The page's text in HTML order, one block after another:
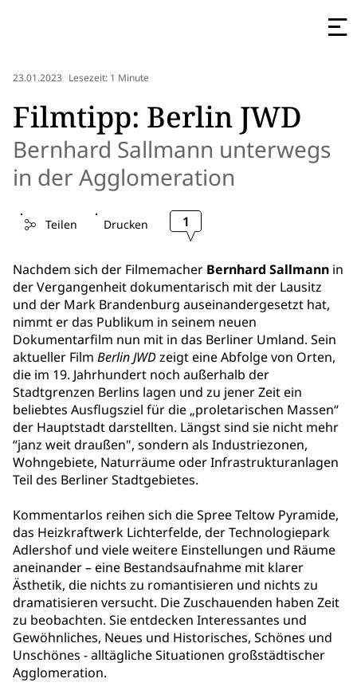
23.01.2023 Lesezeit: 1 Minute
Filmtipp: Berlin JWD
Bernhard Sallmann unterwegs
in der Agglomeration
Teilen Drucken 1
Nachdem sich der Filmemacher Bernhard Sallmann in
der Vergangenheit dokumentarisch mit der Lausitz
und der Mark Brandenburg auseinandergesetzt hat,
nimmt er das Publikum in seinem neuen
Dokumentarfilm nun mit in das Berliner Umland. Sein
aktueller Film Berlin JWDzeigt eine Abfolge von Orten,
die im 19. Jahrhundert noch außerhalb der
Stadtgrenzen Berlins lagen und zu jener Zeit ein
beliebtes Ausflugsziel für die „proletarischen Massen“
der Hauptstadt darstellten. Längst sind sie nicht mehr
“janz weit draußen", sondern als Industriezonen,
Wohngebiete, Naturräume oder Infrastrukturanlagen
Teil des Berliner Stadtgebietes.
Kommentarlos reihen sich die Spree Teltow Pyramide,
das Heizkraftwerk Lichterfelde, der Technologiepark
Adlershof und viele weitere Einstellungen und Räume
aneinander – eine Bestandsaufnahme mit klarer
Ästhetik, die nichts zu romantisieren und nichts zu
dramatisieren versucht. Die Zuschauenden haben Zeit
zu beobachten. Sie entdecken Interessantes und
Gewöhnliches, Neues und Historisches, Schönes und
Unschönes - alltägliche Situationen großstädtischer
Agglomeration.